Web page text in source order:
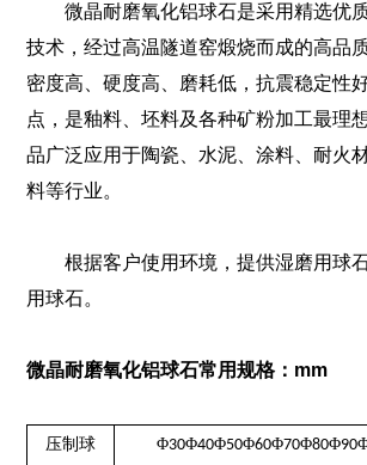
微晶耐磨氧化铝球石是采用精选优
技术，经过高温隧道窑煅烧而成的高品
密度高、硬度高、磨耗低，抗震稳定性
点，是釉料、坯料及各种矿粉加工最理
品广泛应用于陶瓷、水泥、涂料、耐火
料等行业。
根据客户使用环境，提供湿磨用球
用球石。
微晶耐磨氧化铝球石常用规格：mm
压制球 Φ30Φ40Φ50Φ60Φ70Φ80Φ90